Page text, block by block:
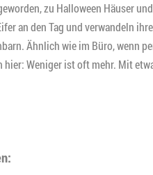
zu Halloween Häuser
an den Tag und verwandeln
Ähnlich wie im Büro, wenn
Weniger ist oft mehr. Mit